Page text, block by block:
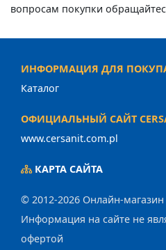
вопросам покупки
ИНФОРМАЦИЯ ДЛЯ
Каталог
ОФИЦИАЛЬНЫЙ САЙТ
www.cersanit.com.pl
КАРТА САЙТА
© 2012-2026 Онлайн-
Информация на сайте не
офертой